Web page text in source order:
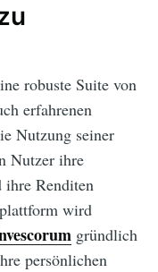
robuste Suite von
erfahrenen
Nutzung seiner
Nutzer ihre
ihre Renditen
wird
gründlich
persönlichen